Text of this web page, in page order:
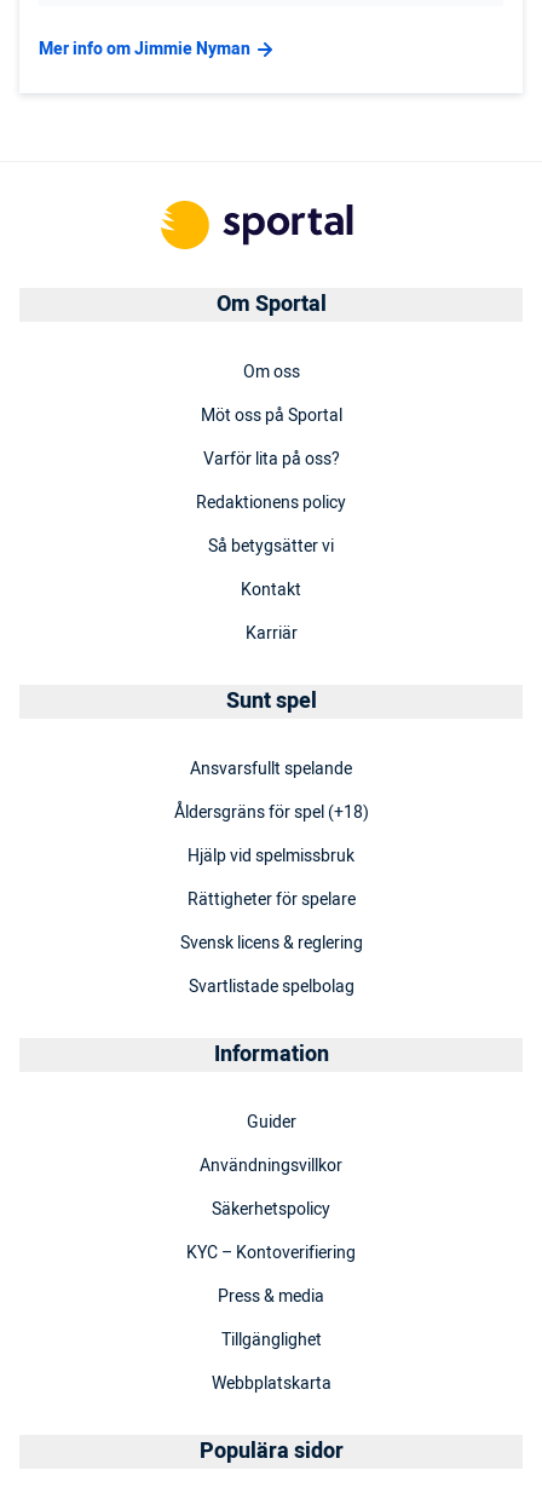
Mer info om Jimmie Nyman
Om Sportal
Om oss
Möt oss på Sportal
Varför lita på oss?
Redaktionens policy
Så betygsätter vi
Kontakt
Karriär
Sunt spel
Ansvarsfullt spelande
Åldersgräns för spel (+18)
Hjälp vid spelmissbruk
Rättigheter för spelare
Svensk licens & reglering
Svartlistade spelbolag
Information
Guider
Användningsvillkor
Säkerhetspolicy
KYC – Kontoverifiering
Press & media
Tillgänglighet
Webbplatskarta
Populära sidor